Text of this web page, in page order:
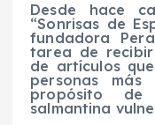
Desde hace
“Sonrisas de
fundadora
tarea de
de artículos
personas más
propósito
salmantina